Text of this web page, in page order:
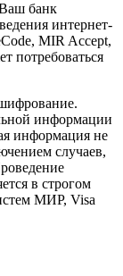
банк
интернет-
MIR Accept,
потребоваться
информации
информация не
случаев,
в строгом
МИР, Visa